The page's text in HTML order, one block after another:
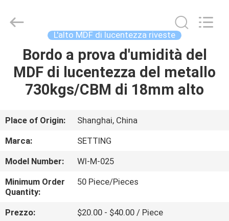
CASA
PRODOTTI
CIRCA
NOI
GIRO
DELLA
FABBRICA
Setting
Decorating
L'alto MDF di lucentezza riveste
Bordo a prova d'umidità del
MDF di lucentezza del metallo
730kgs/CBM di 18mm alto
Place of Origin:
Shanghai, China
Marca:
SETTING
Model Number:
WI-M-025
Minimum Order
Quantity:
50 Piece/Pieces
Prezzo:
$20.00 - $40.00 / Piece